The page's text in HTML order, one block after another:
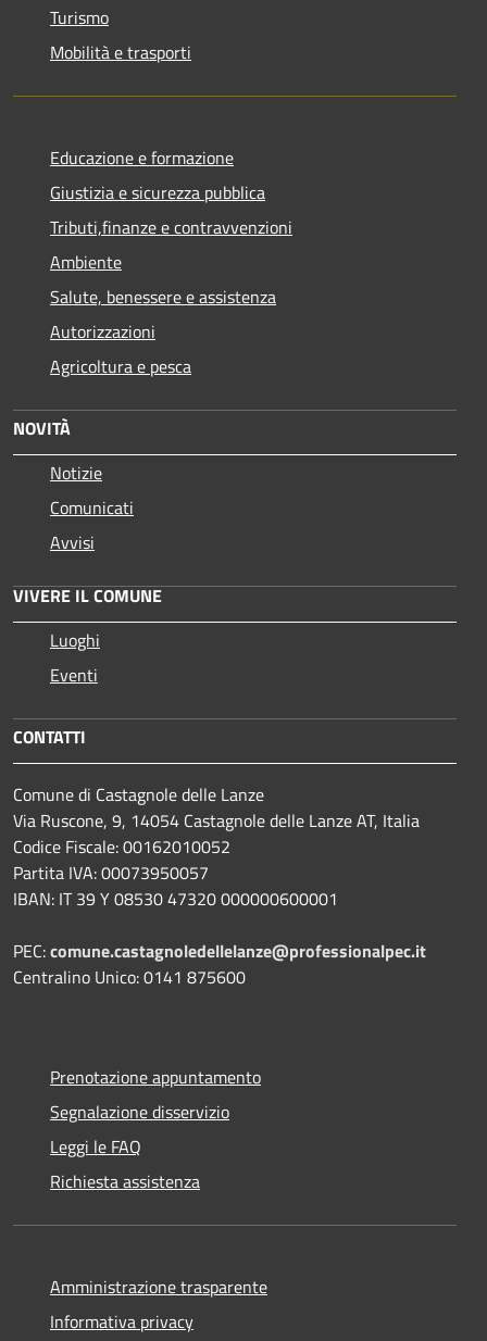
Turismo
Mobilità e trasporti
Educazione e formazione
Giustizia e sicurezza pubblica
Tributi,finanze e contravvenzioni
Ambiente
Salute, benessere e assistenza
Autorizzazioni
Agricoltura e pesca
NOVITÀ
Notizie
Comunicati
Avvisi
VIVERE IL COMUNE
Luoghi
Eventi
CONTATTI
Comune di Castagnole delle Lanze
Via Ruscone, 9, 14054 Castagnole delle Lanze AT, Italia
Codice Fiscale: 00162010052
Partita IVA: 00073950057
IBAN: IT 39 Y 08530 47320 000000600001
PEC:comune.castagnoledellelanze@professionalpec.it
Centralino Unico: 0141 875600
Prenotazione appuntamento
Segnalazione disservizio
Leggi le FAQ
Richiesta assistenza
Amministrazione trasparente
Informativa privacy